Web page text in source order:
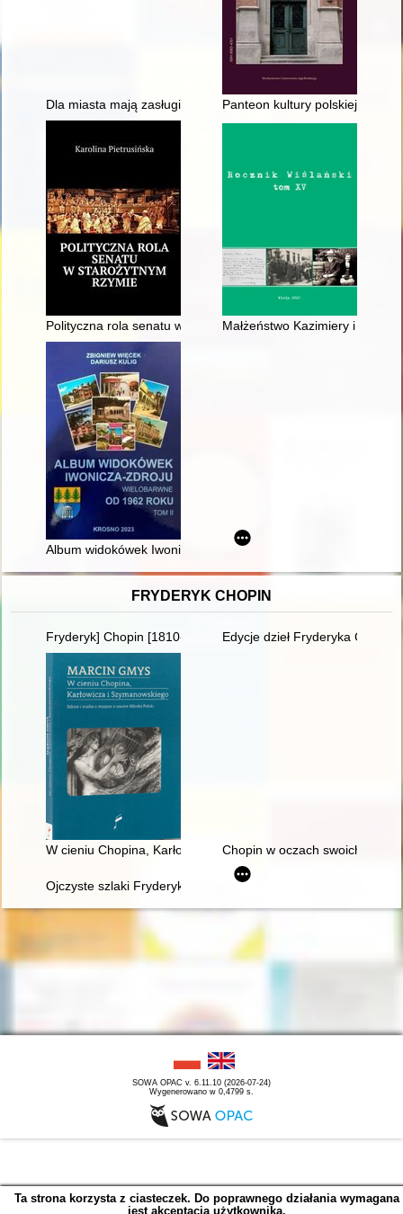
Dla miasta mają zasługi" : honorowi obywatele miasta
Panteon kultury polskiej
Polityczna rola senatu w starożytnym RzymieMałżeństwo Kazimiery i Józefa
Album widokówek Iwonicza-Zdroju. T. 2,
FRYDERYK CHOPIN
Fryderyk] Chopin [1810-1849] Edycje dzieł Fryderyka
W cieniu Chopina, Karłowicza i Szymanowskiego : szkice i
Chopin w oczach swoich
Ojczyste szlaki Fryderyka Chopina
SOWA OPAC v. 6.11.10 (2026-07-24)
Wygenerowano w 0,4799 s.
Ta strona korzysta z ciasteczek. Do poprawnego działania wymagana
jest akceptacja użytkownika.